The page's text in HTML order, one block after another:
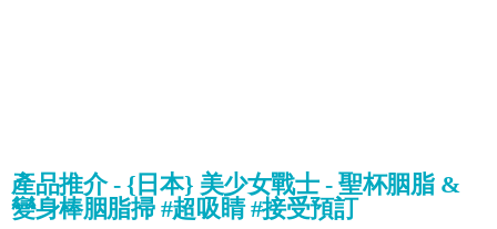
產品推介 - {日本} 美少女戰士 - 聖杯胭脂 &
變身棒胭脂掃 #超吸睛 #接受預訂